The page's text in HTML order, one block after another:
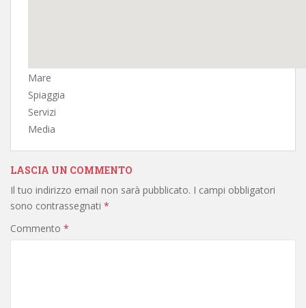
Mare
Spiaggia
Servizi
Media
LASCIA UN COMMENTO
Il tuo indirizzo email non sarà pubblicato. I campi obbligatori
sono contrassegnati *
Commento *